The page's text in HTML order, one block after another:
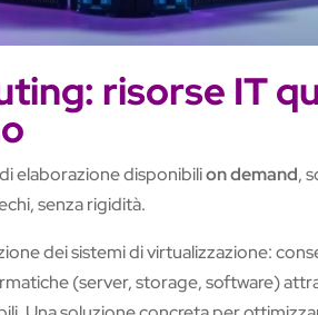
risorse IT
elaborazione disponibilion demand,
senza rigidità.
dei sistemi di virtualizzazione:
(server, storage, software)